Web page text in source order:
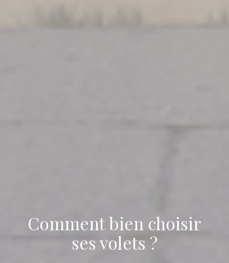
Comment bien choisir
ses volets ?